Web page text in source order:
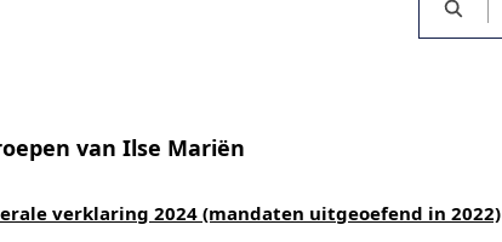
van Ilse Mariën
verklaring 2024 (mandaten uitgeoefend in 2022)